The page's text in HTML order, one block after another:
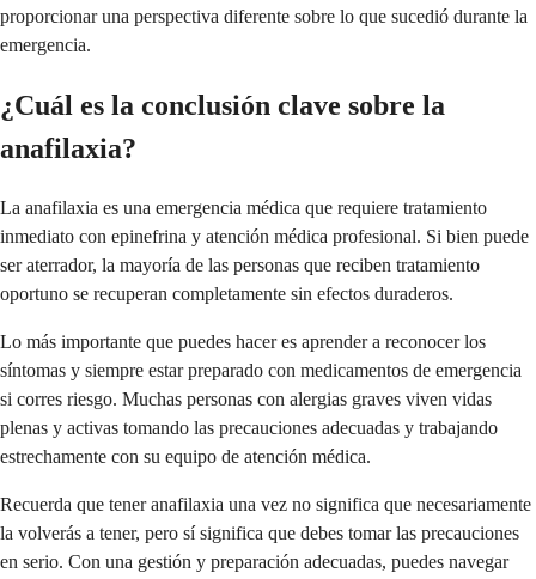
proporcionar una perspectiva diferente sobre lo que sucedió durante la
emergencia.
¿Cuál es la conclusión clave sobre la
anafilaxia?
La anafilaxia es una emergencia médica que requiere tratamiento
inmediato con epinefrina y atención médica profesional. Si bien puede
ser aterrador, la mayoría de las personas que reciben tratamiento
oportuno se recuperan completamente sin efectos duraderos.
Lo más importante que puedes hacer es aprender a reconocer los
síntomas y siempre estar preparado con medicamentos de emergencia
si corres riesgo. Muchas personas con alergias graves viven vidas
plenas y activas tomando las precauciones adecuadas y trabajando
estrechamente con su equipo de atención médica.
Recuerda que tener anafilaxia una vez no significa que necesariamente
la volverás a tener, pero sí significa que debes tomar las precauciones
en serio. Con una gestión y preparación adecuadas, puedes navegar